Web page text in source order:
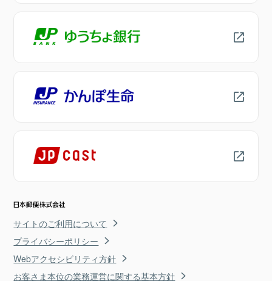
サイトのご利用について
プライバシーポリシー
Webアクセシビリティ方針
お客さま本位の業務運営に関する基本方針